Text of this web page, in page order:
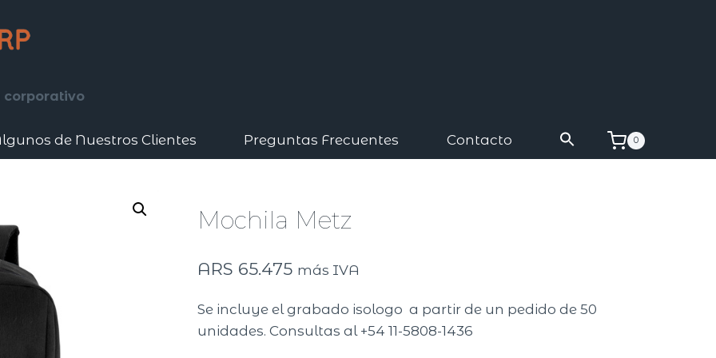
corporativo
de Nuestros Clientes Preguntas Frecuentes Contacto 0
Mochila Metz
ARS 65.475 más IVA
Se incluye el grabado isologo a partir de un pedido de 50
unidades. Consultas al +54 11-5808-1436